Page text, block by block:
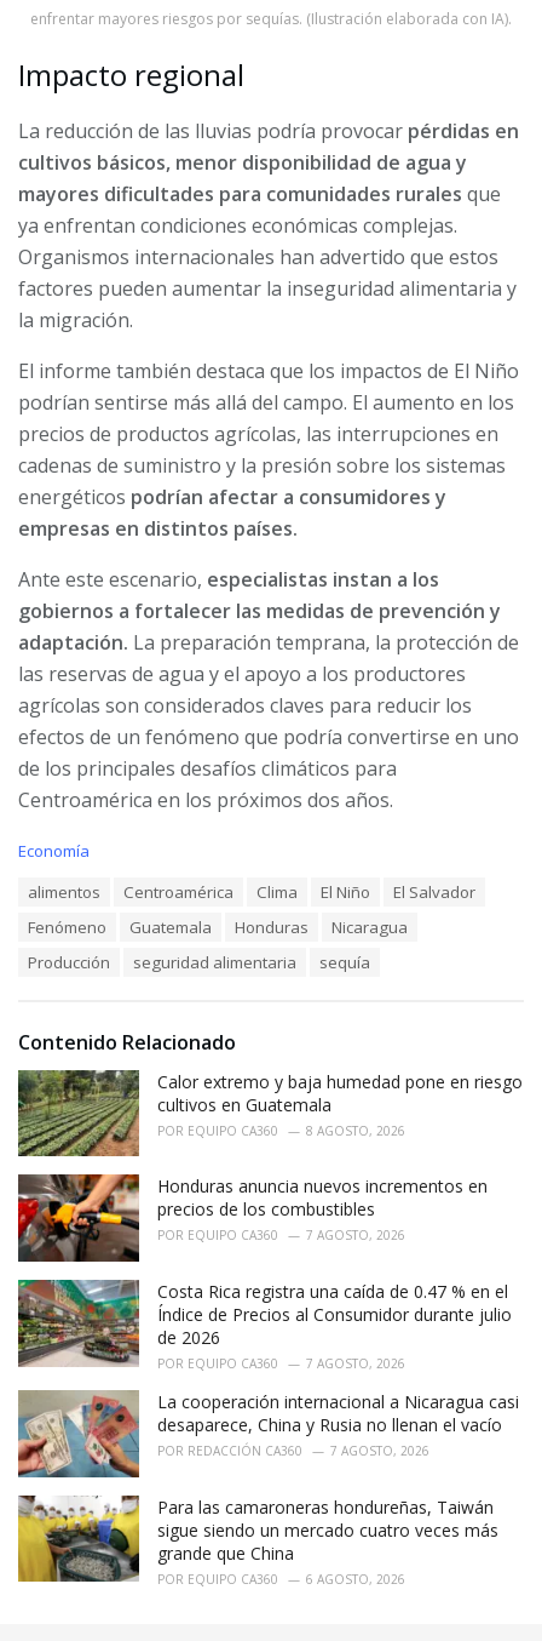
enfrentar mayores riesgos por sequías. (Ilustración elaborada con IA).
Impacto regional
La reducción de las lluvias podría provocar pérdidas en
cultivos básicos, menor disponibilidad de agua y
mayores dificultades para comunidades rurales que
ya enfrentan condiciones económicas complejas.
Organismos internacionales han advertido que estos
factores pueden aumentar la inseguridad alimentaria y
la migración.
El informe también destaca que los impactos de El Niño
podrían sentirse más allá del campo. El aumento en los
precios de productos agrícolas, las interrupciones en
cadenas de suministro y la presión sobre los sistemas
energéticos podrían afectar a consumidores y
empresas en distintos países.
Ante este escenario, especialistas instan a los
gobiernos a fortalecer las medidas de prevención y
adaptación. La preparación temprana, la protección de
las reservas de agua y el apoyo a los productores
agrícolas son considerados claves para reducir los
efectos de un fenómeno que podría convertirse en uno
de los principales desafíos climáticos para
Centroamérica en los próximos dos años.
C
s
:
Economía
alimentos Centroamérica Clima El Niño
El Salvador
Fenómeno
Guatemala Honduras
Nicaragua
Producción
seguridad alimentaria sequía
Contenido Relacionado
Calor extremo y baja humedad pone en riesgo
cultivos en Guatemala
POR EQUIPO CA360 8 AGOSTO, 2026
Honduras anuncia nuevos incrementos en
precios de los combustibles
POR EQUIPO CA360 7 AGOSTO, 2026
Costa Rica registra una caída de 0.47 % en el
Índice de Precios al Consumidor durante julio
de 2026
POR EQUIPO CA360 7 AGOSTO, 2026
La cooperación internacional a Nicaragua casi
desaparece, China y Rusia no llenan el vacío
POR REDACCIÓN CA360 7 AGOSTO, 2026
Para las camaroneras hondureñas, Taiwán
sigue siendo un mercado cuatro veces más
grande que China
POR EQUIPO CA360 6 AGOSTO, 2026